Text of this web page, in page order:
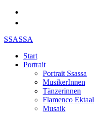
SSASSA
Start
Portrait
Portrait Ssassa
MusikerInnen
Tänzerinnen
Flamenco Ektaal
Musaik